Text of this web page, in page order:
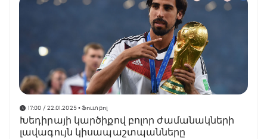
17:00 / 22.01.2025• Ֆուտբոլ
Խեդիրայի կարծիքով բոլոր ժամանակների
լավագույն կիսապաշտպանները